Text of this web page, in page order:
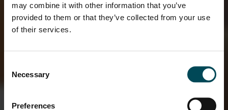
may combine it with other information that you’ve
provided to them or that they’ve collected from your use
of their services.
Selection
Necessary
Preferences